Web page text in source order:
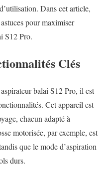
Dans cet article,
pour maximiser
S12 Pro.
Clés
balai S12 Pro, il est
Cet appareil est
chacun adapté à
motorisée, par exemple, est
que le mode d’aspiration
durs.